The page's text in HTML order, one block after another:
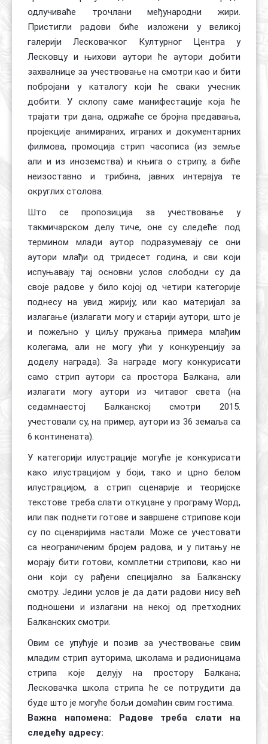
одлучиваће трочлани међународни жири.
Пристигли радови биће изложени у великој
галерији Лесковачког Културног Центра у
Лесковцу и њихови аутори ће аутори добити
захвалнице за учествовање на смотри као и бити
побројани у каталогу који ће сваки учесник
добити. У склопу саме манифестације која ће
трајати три дана, одржаће се бројна предавања,
пројекције анимираних, играних и документарних
филмова, промоција стрип часописа (из земље
али и из иноземства) и књига о стрипу, а биће
неизоставно и трибина, јавних интервјуа те
округлих столова.
Што се пропозиција за учествовање у
такмичарском делу тиче, оне су следеће: под
термином млади аутор подразумевају се они
аутори млађи од тридесет година, и сви који
испуњавају тај основни услов слободни су да
своје радове у било којој од четири категорије
поднесу на увид жирију, или као материјал за
излагање (излагати могу и старији аутори, што је
и пожељно у циљу пружања примера млађим
колегама, али не могу ући у конкуренцију за
доделу награда). За награде могу конкурисати
само стрип аутори са простора Балкана, али
излагати могу аутори из читавог света (на
седамнаестој Балканској смотри 2015.
учестовали су, на пример, аутори из 36 земаља са
6 континената).
У категорији илустрације могуће је конкурисати
како илустрацијом у боји, тако и црно белом
илустрацијом, а стрип сценарије и теоријске
текстове треба слати откуцане у програму Wорд,
или пак поднети готове и завршене стрипове који
су по сценаријима настали. Може се учестовати
са неограниченим бројем радова, и у питању не
морају бити готови, комплетни стрипови, као ни
они који су рађени специјално за Балканску
смотру. Једини услов је да дати радови нису већ
подношени и излагани на некој од претходних
Балканских смотри.
Овим се упућује и позив за учествовање свим
младим стрип ауторима, школама и радионицама
стрипа које делују на простору Балкана;
Лесковачка школа стрипа ће се потрудити да
буде што је могуће бољи домаћин свим гостима.
Важна напомена: Радове треба слати на
следећу адресу: